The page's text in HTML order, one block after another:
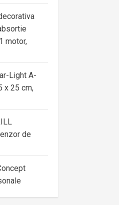
motor,
Light A-
x 25 cm,
de